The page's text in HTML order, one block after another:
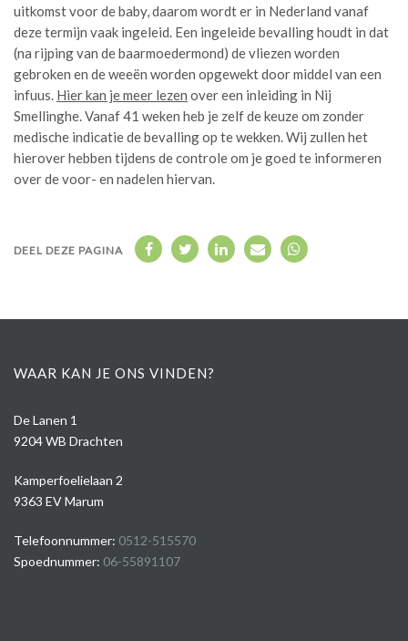
uitkomst voor de baby, daarom wordt er in Nederland vanaf
deze termijn vaak ingeleid. Een ingeleide bevalling houdt in dat
(na rijping van de baarmoedermond) de vliezen worden
gebroken en de weeën worden opgewekt door middel van een
infuus. Hier kan je meer lezen over een inleiding in Nij
Smellinghe. Vanaf 41 weken heb je zelf de keuze om zonder
medische indicatie de bevalling op te wekken. Wij zullen het
hierover hebben tijdens de controle om je goed te informeren
over de voor- en nadelen hiervan.
DEEL DEZE PAGINA
WAAR KAN JE ONS VINDEN?
De Lanen 1
9204 WB Drachten
Kamperfoelielaan 2
9363 EV Marum
Telefoonnummer: 0512-515570
Spoednummer: 06-55891107